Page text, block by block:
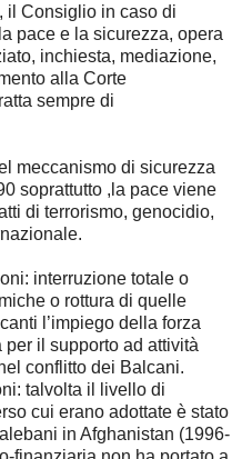
il Consiglio in caso di
pace e la sicurezza, opera
inchiesta, mediazione,
alla Corte
sempre di
meccanismo di sicurezza
soprattutto ,la pace viene
di terrorismo, genocidio,
interruzione totale o
o rottura di quelle
l’impiego della forza
il supporto ad attività
conflitto dei Balcani.
talvolta il livello di
cui erano adottate è stato
in Afghanistan (1996-